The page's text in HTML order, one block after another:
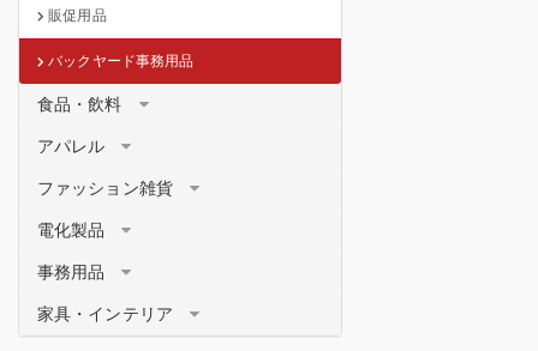
販促用品
バックヤード事務用品
食品・飲料
アパレル
ファッション雑貨
電化製品
事務用品
家具・インテリア